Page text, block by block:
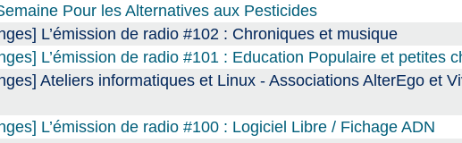
Pour les Alternatives aux Pesticides
L’émission de radio #102 : Chroniques et musique
L’émission de radio #101 : Education Populaire et petites
Ateliers informatiques et Linux - Associations AlterEgo et
L’émission de radio #100 : Logiciel Libre / Fichage ADN